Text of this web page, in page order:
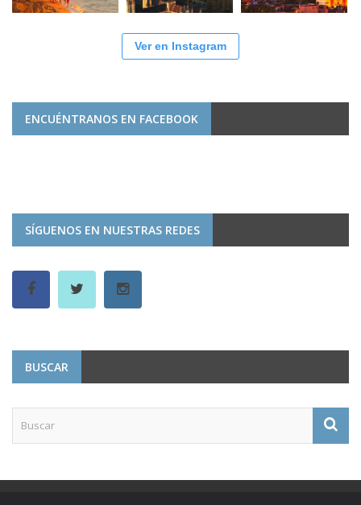
Ver en Instagram
ENCUÉNTRANOS EN FACEBOOK
SÍGUENOS EN NUESTRAS REDES
BUSCAR